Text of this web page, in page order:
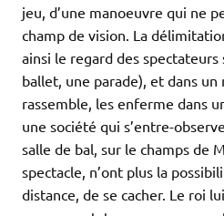
jeu, d’une manoeuvre qui ne
champ de vision. La
ainsi le regard des
ballet, une parade), et dans
rassemble, les enferme dans
une société qui s’entre-
salle de bal, sur le champs de
spectacle, n’ont plus la
distance, de se cacher. Le roi